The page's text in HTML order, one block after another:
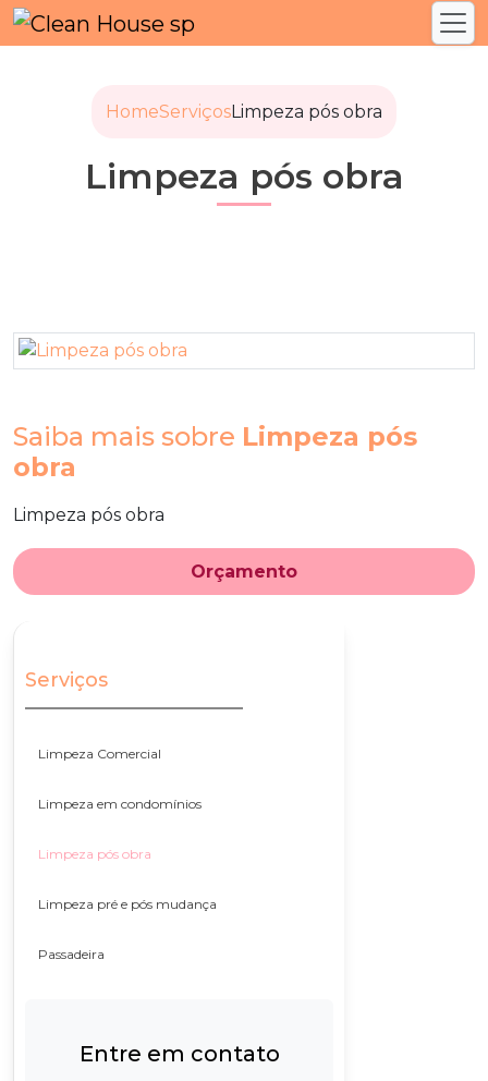
HomeServiçosLimpeza pós obra
Limpeza pós obra
Saiba mais sobre Limpeza pós
obra
Limpeza pós obra
Orçamento
Serviços
Limpeza Comercial
Limpeza em condomínios
Limpeza pós obra
Limpeza pré e pós mudança
Passadeira
Entre em contato